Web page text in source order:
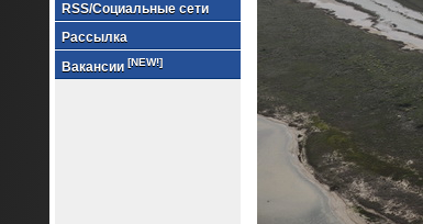
RSS/Социальные сети
Рассылка
Вакансии [NEW!]